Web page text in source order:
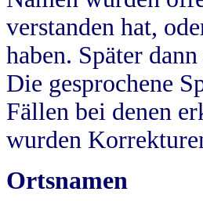
verstanden hat,
haben. Später
Die gesprochene
Fällen bei denen
wurden
Ortsnamen